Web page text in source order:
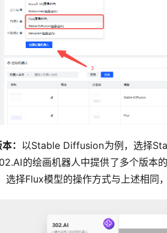
： 以Stable Diffusion为例，选择
的绘画机器人中提供了多个版
选择Flux模型的操作方式与上述相同